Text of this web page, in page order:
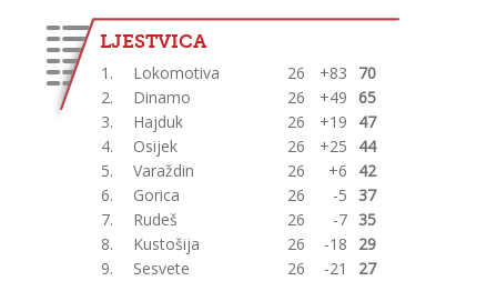
LJESTVICA
1. Lokomotiva 26 +83
70
2.
Dinamo 26 +49
65
3.
Hajduk 26 +19
47
4.
Osijek 26 +25
44
5.
Varaždin 26 +6
42
6.
Gorica 26 -5 37
7.
Rudeš 26 -7 35
8.
Kustošija 26 -18
29
9.
Sesvete 26 -21
27